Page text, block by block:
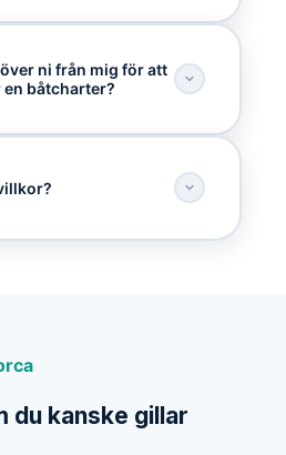
ni från mig för att
båtcharter?
du kanske gillar